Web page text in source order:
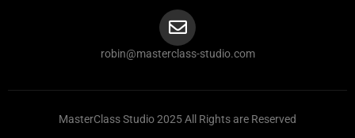
robin@masterclass-studio.com
MasterClass Studio 2025 All Rights are Reserved